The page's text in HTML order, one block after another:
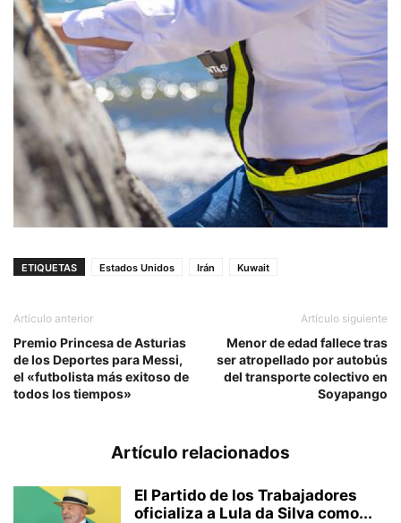
ETIQUETAS Estados Unidos Irán Kuwait
Artículo anterior
Premio Princesa de Asturias
de los Deportes para Messi,
el «futbolista más exitoso de
todos los tiempos»
Artículo siguiente
Menor de edad fallece tras
ser atropellado por autobús
del transporte colectivo en
Soyapango
Artículo relacionados
El Partido de los Trabajadores
oficializa a Lula da Silva como...